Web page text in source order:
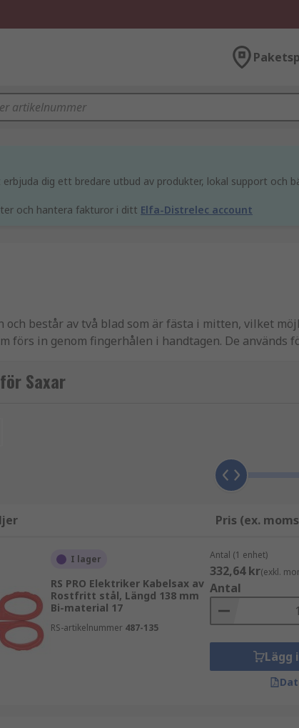
dig ett bredare utbud av produkter, lokal support och
och hantera fakturor i ditt Elfa-Distrelec account
består av två blad som är fästa i mitten, vilket
förs in genom fingerhålen i handtagen. De
tråd, underlag eller plast.
och andra tåliga fibrer som är nästan omöjliga
och bladen är också tjocka för att motstå böjning.
eller på kontoret. Används för att klippa papper,
som textilier, canvas, gummi, matta och
tillämpningar inkluderar medicintekniska
Saxar
Pris (ex.
I lager
RS PRO Elektriker Kabelsax av
Rostfritt stål, Längd 138 mm
Bi-material 17
RS-artikelnummer 487-135
Antal (1 enhet)
332,64 kr(exkl.
Antal
Lägg